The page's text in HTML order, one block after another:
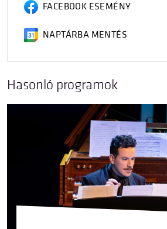
FACEBOOK ESEMÉNY
NAPTÁRBA MENTÉS
Hasonló programok